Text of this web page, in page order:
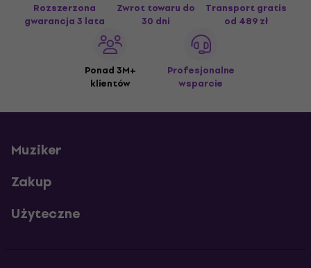
Rozszerzona
gwarancja 3 lata
Zwrot towaru do
30 dni
Transport gratis
od 489 zł
Ponad 3M+
klientów
Profesjonalne
wsparcie
Muziker
Zakup
Użyteczne